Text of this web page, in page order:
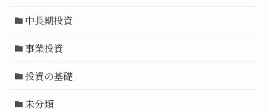
中長期投資
事業投資
投資の基礎
未分類